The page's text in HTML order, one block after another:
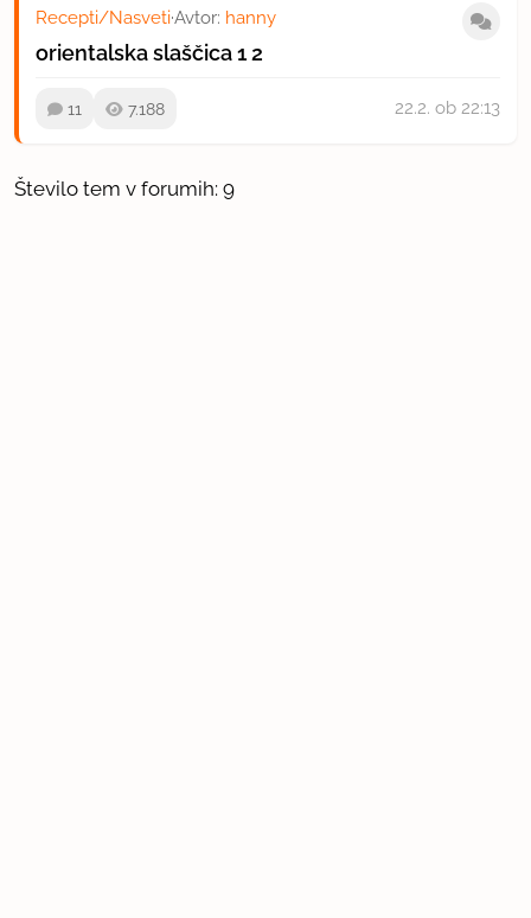
Recepti/Nasveti·Avtor: hanny
orientalska slaščica12
11 7.188 22.2. ob 22:13
Število tem v forumih: 9